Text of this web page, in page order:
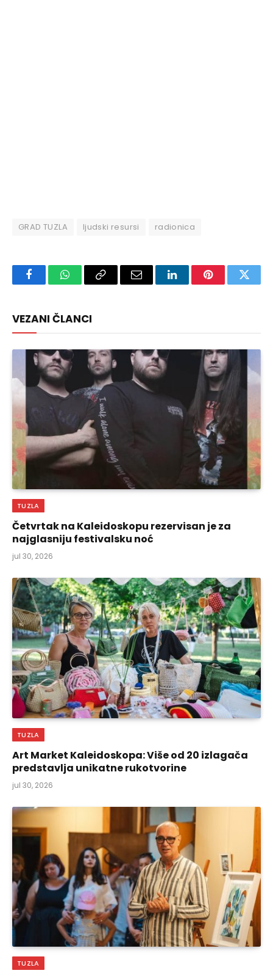
GRAD TUZLA ljudski resursi radionica
FacebookWhatsAppCopy
Email LinkedInPinterest
VEZANI ČLANCI
TUZLA
Četvrtak na Kaleidoskopu rezervisan je za
najglasniju festivalsku noć
jul 30, 2026
TUZLA
Art Market Kaleidoskopa: Više od 20 izlagača
predstavlja unikatne rukotvorine
jul 30, 2026
TUZLA